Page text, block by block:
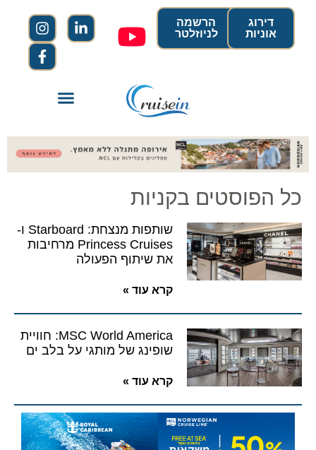
הרשמה
לניוזלטר
דירוג
אוניות
כל הפוסטים בקניות
שותפות מנצחת: Starboard ו-
Princess Cruises מרחיבות
את שיתוף הפעולה
קרא עוד »
MSC World America: חוויית
שופינג של מותגי על בלב ים
קרא עוד »